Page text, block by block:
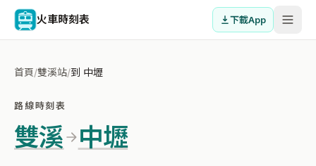
火車時刻表 下載App
首頁/雙溪站/到 中壢
路線時刻表
雙溪 中壢